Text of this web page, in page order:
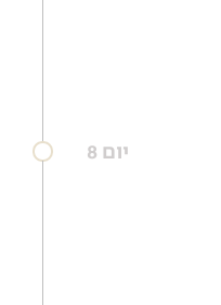
יום 8